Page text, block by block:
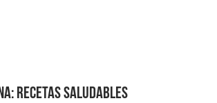
RECETAS SALUDABLES